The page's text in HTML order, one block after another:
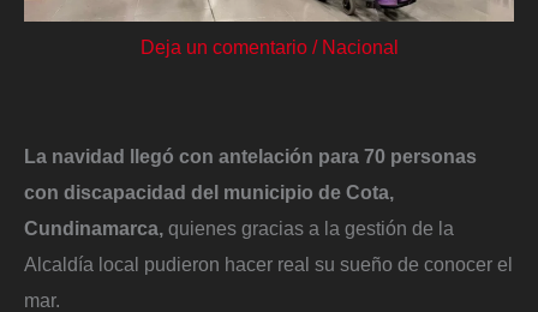
Deja un comentario / Nacional
La navidad llegó con antelación para 70 personas
con discapacidad del municipio de Cota,
Cundinamarca, quienes gracias a la gestión de la
Alcaldía local pudieron hacer real su sueño de conocer el
mar.